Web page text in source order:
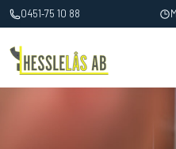
0451‑75 10 88